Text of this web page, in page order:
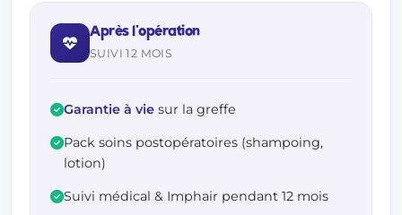
Après l'opération
SUIVI 12 MOIS
Garantie à vie sur la greffe
Pack soins postopératoires (shampoing,
lotion)
Suivi médical & Imphair pendant 12 mois